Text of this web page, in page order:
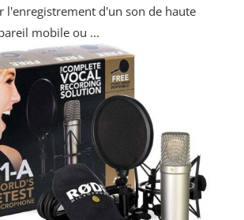
l'enregistrement d'un son de haute
mobile ou ...